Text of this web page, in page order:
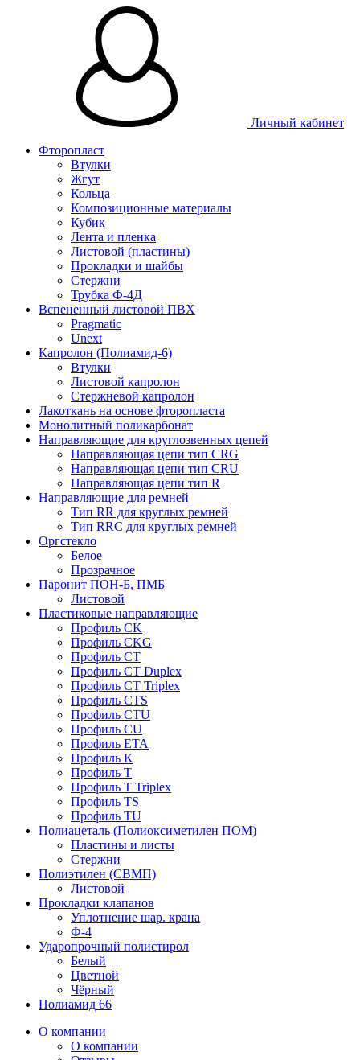
Личный кабинет
Фторопласт
Втулки
Жгут
Кольца
Композиционные материалы
Кубик
Лента и пленка
Листовой (пластины)
Прокладки и шайбы
Стержни
Трубка Ф-4Д
Вспененный листовой ПВХ
Pragmatic
Unext
Капролон (Полиамид-6)
Втулки
Листовой капролон
Стержневой капролон
Лакоткань на основе фторопласта
Монолитный поликарбонат
Направляющие для круглозвенных цепей
Направляющая цепи тип CRG
Направляющая цепи тип CRU
Направляющая цепи тип R
Направляющие для ремней
Тип RR для круглых ремней
Тип RRС для круглых ремней
Оргстекло
Белое
Прозрачное
Паронит ПОН-Б, ПМБ
Листовой
Пластиковые направляющие
Профиль CK
Профиль CKG
Профиль CT
Профиль CT Duplex
Профиль CT Triplex
Профиль CTS
Профиль CTU
Профиль CU
Профиль ETA
Профиль K
Профиль T
Профиль T Triplex
Профиль TS
Профиль TU
Полиацеталь (Полиоксиметилен ПОМ)
Пластины и листы
Стержни
Полиэтилен (СВМП)
Листовой
Прокладки клапанов
Уплотнение шар. крана
Ф-4
Ударопрочный полистирол
Белый
Цветной
Чёрный
Полиамид 66
О компании
О компании